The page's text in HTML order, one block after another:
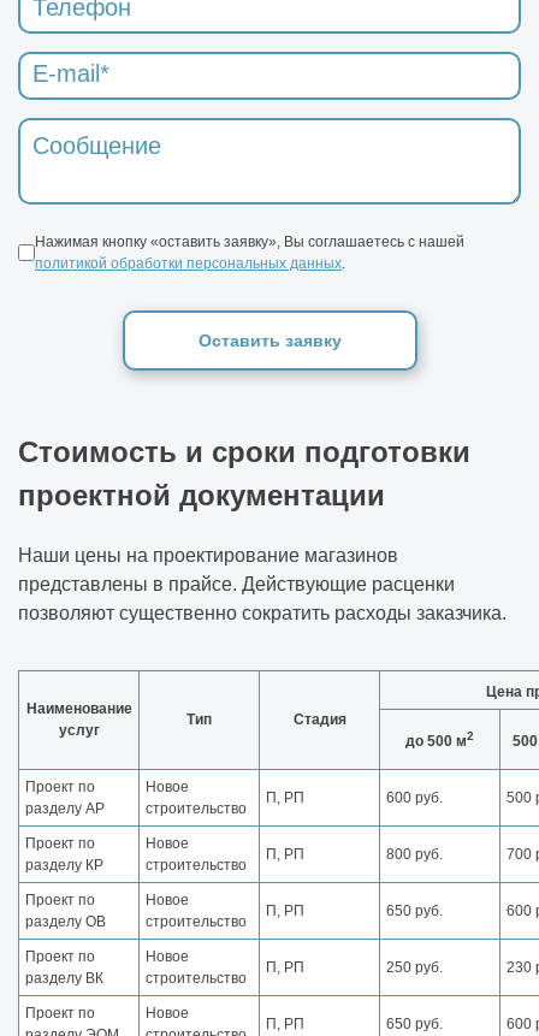
Нажимая кнопку «оставить заявку», Вы соглашаетесь с нашей
политикой обработки персональных данных
Оставить заявку
Стоимость и сроки подготовки
проектной документации
Наши цены на проектирование магазинов
представлены в прайсе. Действующие расценки
позволяют существенно сократить расходы заказчика.
Наименование
услуг
Тип Стадия
Цена
до 500 м2
Проект по
разделу АР
Новое
строительство
П, РП 600 руб. 500
Проект по
разделу КР
Новое
строительство
П, РП 800 руб. 700
Проект по
разделу ОВ
Новое
строительство
П, РП 650 руб. 600
Проект по
разделу ВК
Новое
строительство
П, РП 250 руб. 230
Проект по
Новое
П, РП 650 руб. 600